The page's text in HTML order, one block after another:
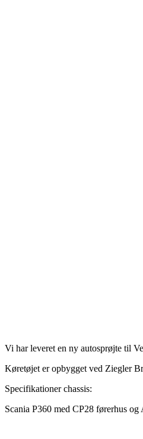
Vi har leveret en ny autosprøjte til
Køretøjet er opbygget ved Ziegler
Specifikationer chassis:
Scania P360 med CP28 førerhus og